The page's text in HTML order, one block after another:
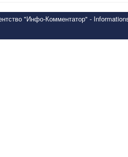
"Инфо-Комментатор" -